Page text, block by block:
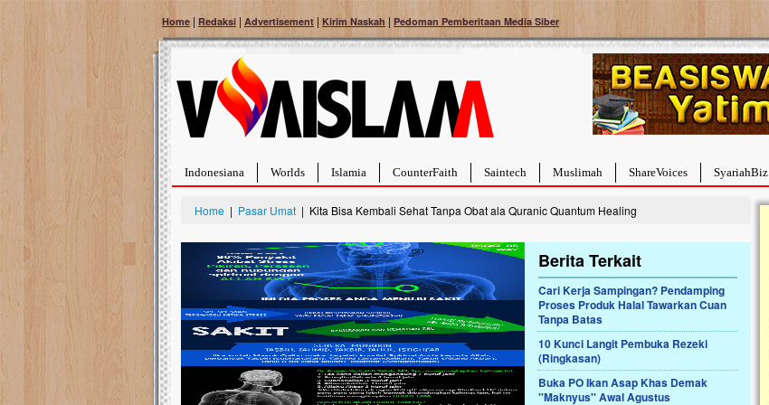
Home | Redaksi | Advertisement | Kirim Naskah | Pedoman Pemberitaan Media Siber
Indonesiana Worlds Islamia CounterFaith Saintech Muslimah ShareVoices SyariahBiz
Home | Pasar Umat | Kita Bisa Kembali Sehat Tanpa Obat ala Quranic Quantum Healing
Berita Terkait
Cari Kerja Sampingan? Pendamping
Proses Produk Halal Tawarkan Cuan
Tanpa Batas
10 Kunci Langit Pembuka Rezeki
(Ringkasan)
Buka PO Ikan Asap Khas Demak
''Maknyus'' Awal Agustus
Bantu Naura, Balita Hebat Sembuh Dari
Tumor Pembuluh Darah
Hidup Naura Salsabila dipenuhi dengan
rintangan yang sangat berat. Meskipun baru
berusia sepuluh bulan, bayi yang imut ini harus
menghadapi penyakit yang dahsyat, yaitu tumor
pembuluh darah berukuran...